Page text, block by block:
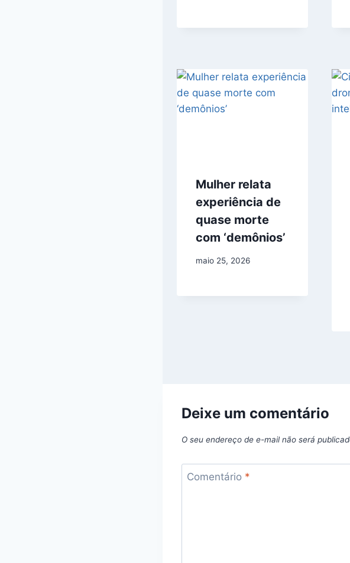
Mulher relata
experiência de
quase morte
com ‘demônios’
maio 25, 2026
Deixe um comentário
O seu endereço de e-mail não será
Comentário *